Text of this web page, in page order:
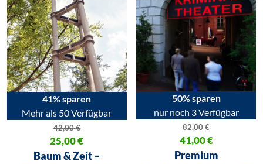
41% sparen
Mehr als 50 Verfügbar
42,00€
Ursprünglicher Preis war: 42,00 €
25,00€
Aktueller Preis ist: 25,00 €.
Baum & Zeit –
50% sparen
nur noch 3 Verfügbar
82,00€
Ursprünglicher Preis war:
41,00€
Aktueller Preis ist: 41,00 €.
Premium